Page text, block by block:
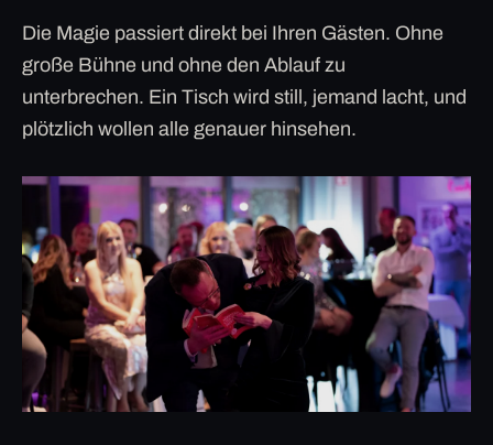
Die Magie passiert direkt bei Ihren Gästen. Ohne
große Bühne und ohne den Ablauf zu
unterbrechen. Ein Tisch wird still, jemand lacht, und
plötzlich wollen alle genauer hinsehen.